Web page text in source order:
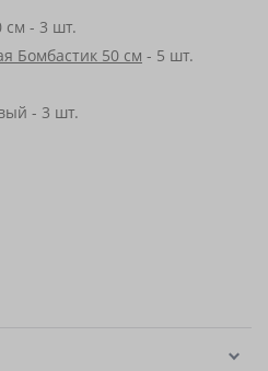
см - 3 шт.
Бомбастик 50 см - 5 шт.
- 3 шт.